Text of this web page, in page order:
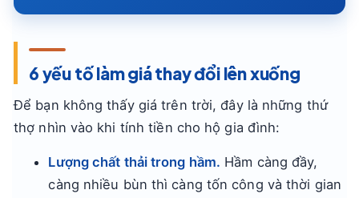
6 yếu tố làm giá thay đổi lên xuống
Để bạn không thấy giá trên trời, đây là những thứ
thợ nhìn vào khi tính tiền cho hộ gia đình:
Lượng chất thải trong hầm. Hầm càng đầy,
càng nhiều bùn thì càng tốn công và thời gian